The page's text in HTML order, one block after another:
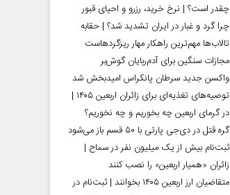
چقدر است؟ | نرخ خرید، رزرو و احیای قبور
چرا گرد و غبار در ایران تشدید شد؟ | حقابه
تالاب‌ها مهم‌ترین راهکار مهار ریزگردهاست
مجازات سنگین برای آدم‌ربایان گوش‌بر
واکسن جدید سرطان پانکراس امیدبخش شد
توصیه‌های تغذیه‌ای برای زائران اربعین ۱۴۰۵ |
در گرمای اربعین چه بخوریم و چه نخوریم؟
گره قتل در دی‌جی پارتی با ۵۰ قسم باز می‌شود
ثبت‌نام بیش از یک میلیون نفر در سماح |
زائران «همیار اربعین» را نصب کنند
متقاضیان ارز اربعین ۱۴۰۵ بخوانند | ثبت‌نام در